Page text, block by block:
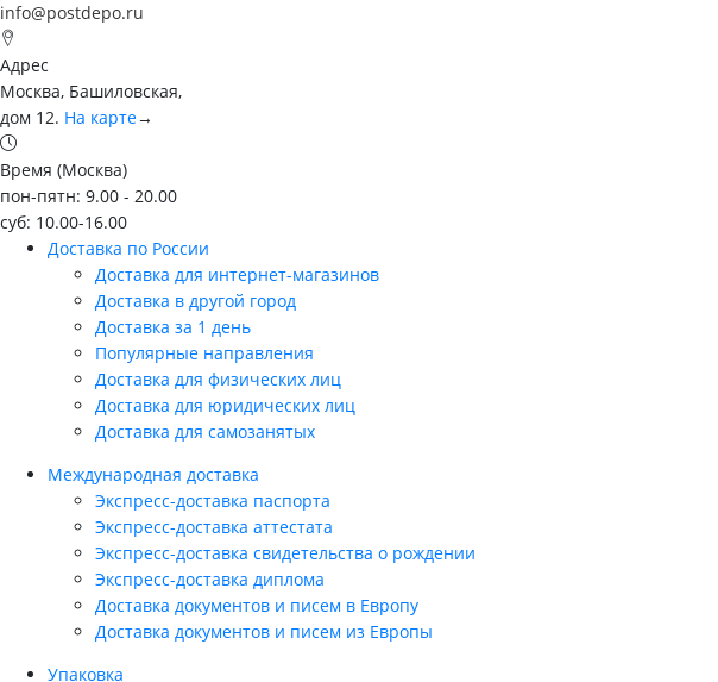
info@postdepo.ru
Адрес
Москва, Башиловская,
дом 12. На карте→
Время (Москва)
пон-пятн: 9.00 - 20.00
суб: 10.00-16.00
Доставка по России
Доставка для интернет-магазинов
Доставка в другой город
Доставка за 1 день
Популярные направления
Доставка для физических лиц
Доставка для юридических лиц
Доставка для самозанятых
Международная доставка
Экспресс-доставка паспорта
Экспресс-доставка аттестата
Экспресс-доставка свидетельства о рождении
Экспресс-доставка диплома
Доставка документов и писем в Европу
Доставка документов и писем из Европы
Упаковка